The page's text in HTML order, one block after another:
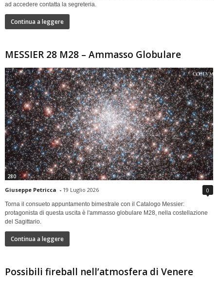
ad accedere contatta la segreteria.
Continua a leggere
MESSIER 28 M28 – Ammasso Globulare
280
Giuseppe Petricca - 19 Luglio 2026 0
Torna il consueto appuntamento bimestrale con il Catalogo Messier:
protagonista di questa uscita è l'ammasso globulare M28, nella costellazione
del Sagittario.
Continua a leggere
Possibili fireball nell’atmosfera di Venere